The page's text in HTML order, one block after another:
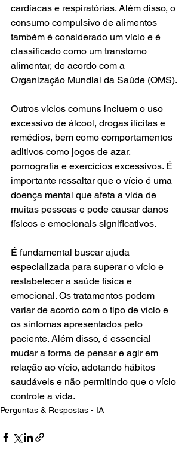
cardíacas e respiratórias. Além disso, o
consumo compulsivo de alimentos
também é considerado um vício e é
classificado como um transtorno
alimentar, de acordo com a
Organização Mundial da Saúde (OMS).
Outros vícios comuns incluem o uso
excessivo de álcool, drogas ilícitas e
remédios, bem como comportamentos
aditivos como jogos de azar,
pornografia e exercícios excessivos. É
importante ressaltar que o vício é uma
doença mental que afeta a vida de
muitas pessoas e pode causar danos
físicos e emocionais significativos.
É fundamental buscar ajuda
especializada para superar o vício e
restabelecer a saúde física e
emocional. Os tratamentos podem
variar de acordo com o tipo de vício e
os sintomas apresentados pelo
paciente. Além disso, é essencial
mudar a forma de pensar e agir em
relação ao vício, adotando hábitos
saudáveis e não permitindo que o vício
controle a vida.
Perguntas & Respostas - IA